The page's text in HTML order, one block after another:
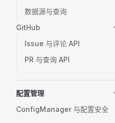
数据源与查询
GitHub
Issue 与评论 API
PR 与查询 API
配置管理
ConfigManager 与配置安全